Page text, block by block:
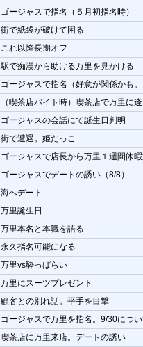
ゴージャスで指名（５月初指名時）
街で紙袋が破けて困る
これ以降長期オフ
駅で痴漢から助ける万里を見かける
ゴージャスで指名（好意が関係かも
（喫茶店バイト時）喫茶店で万里に
ゴージャスの会話にて誕生日判明
街で遭遇。姫だっこ
ゴージャスで店長から万里１週間休
ゴージャスでデートの誘い（8/8）
海へデート
万里誕生日
万里本名と本職を語る
永久指名可能になる
万里vs酔っぱらい
万里にスーツプレゼント
顧客との別れ話。平手を目撃
ゴージャスで万里を指名。9/30につ
喫茶店に万里来店。デートの誘い